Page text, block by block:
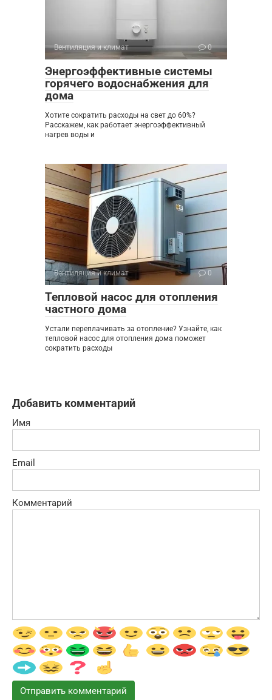
Вентиляция и климат 0
Энергоэффективные системы
горячего водоснабжения для
дома
Хотите сократить расходы на свет до 60%?
Расскажем, как работает энергоэффективный
нагрев воды и
Вентиляция и климат 0
Тепловой насос для отопления
частного дома
Устали переплачивать за отопление? Узнайте, как
тепловой насос для отопления дома поможет
сократить расходы
Добавить комментарий
Имя
Email
Комментарий